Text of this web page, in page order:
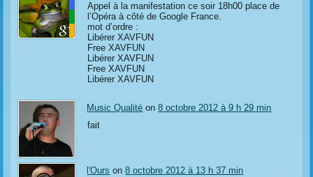
Appel à la manifestation ce soir 18h00 place de
l’Opéra à côté de Google France.
mot d’ordre :
Libérer XAVFUN
Free XAVFUN
Libérer XAVFUN
Free XAVFUN
Libérer XAVFUN
Music Qualité on8 octobre 2012 à 9 h 29 min
fait
l'Ours on8 octobre 2012 à 13 h 37 min